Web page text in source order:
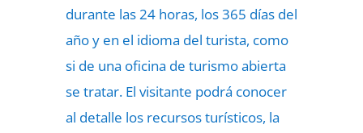
durante las 24 horas, los 365 días del
año y en el idioma del turista, como
si de una oficina de turismo abierta
se tratar. El visitante podrá conocer
al detalle los recursos turísticos, la